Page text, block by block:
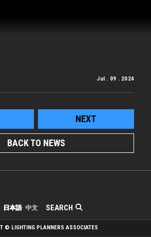
Jul . 09 . 2024
NEXT
BACK TO NEWS
SEARCH
日本語 中文
© LIGHTING PLANNERS ASSOCIATES